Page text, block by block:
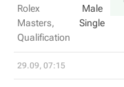
Rolex
Masters,
Qualification
Male
Single
29.09, 07:15